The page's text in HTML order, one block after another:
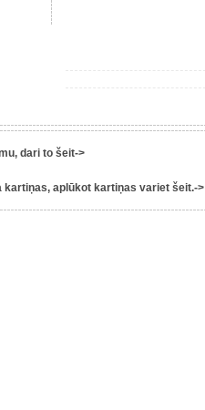
dari to šeit->
aplūkot kartiņas variet šeit.->